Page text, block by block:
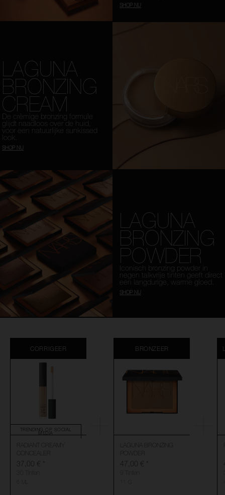
SHOP NU
LAGUNA
BRONZING
CREAM
De crèmige bronzing formule
glijdt naadloos over de huid,
voor een natuurlijke sunkissed
look.
SHOP NU
LAGUNA
BRONZING
POWDER
Iconisch bronzing powder in
negen talkvrije tinten geeft direct
een langdurige, warme gloed.
SHOP NU
CORRIGEER
TRENDING OP SOCIAL
MEDIA
RADIANT CREAMY
CONCEALER
37,00 € *
BRONZEER
LAGUNA BRONZING
POWDER
47,00 € *